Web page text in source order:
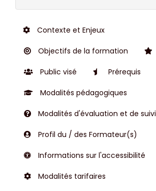
Contexte et Enjeux
Objectifs de la formation
Public visé Prérequis
Modalités pédagogiques
Modalités d'évaluation et de suivi
Profil du / des Formateur(s)
Informations sur l'accessibilité
Modalités tarifaires